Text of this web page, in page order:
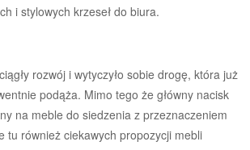
i stylowych krzeseł do biura.
rozwój i wytyczyło sobie drogę, która już
podąża. Mimo tego że główny nacisk
na meble do siedzenia z przeznaczeniem
tu również ciekawych propozycji mebli